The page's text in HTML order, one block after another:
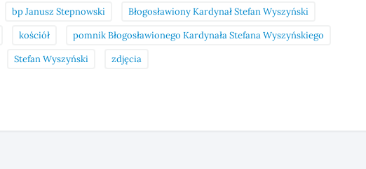
bp Janusz Stepnowski
Błogosławiony Kardynał Stefan Wyszyński
kościół
pomnik Błogosławionego Kardynała Stefana Wyszyńskiego
Stefan Wyszyński zdjęcia